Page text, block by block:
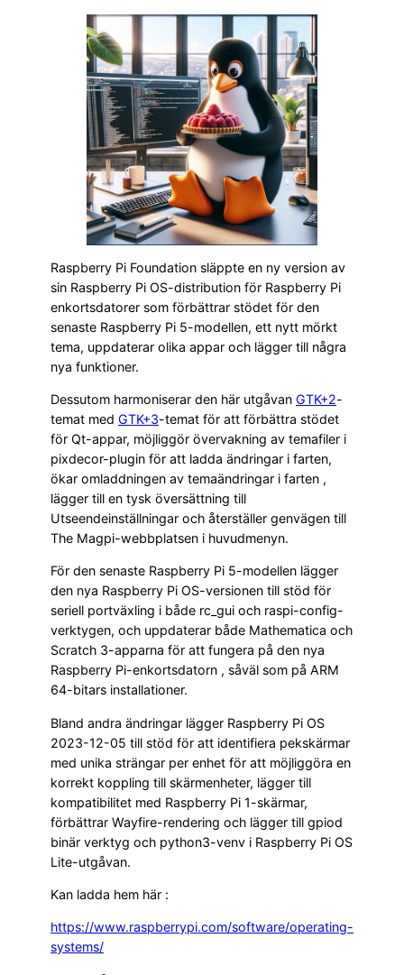
Raspberry Pi Foundation släppte en ny version av
sin Raspberry Pi OS-distribution för Raspberry Pi
enkortsdatorer som förbättrar stödet för den
senaste Raspberry Pi 5-modellen, ett nytt mörkt
tema, uppdaterar olika appar och lägger till några
nya funktioner.
Dessutom harmoniserar den här utgåvan GTK+2-
temat med GTK+3-temat för att förbättra stödet
för Qt-appar, möjliggör övervakning av temafiler i
pixdecor-plugin för att ladda ändringar i farten,
ökar omladdningen av temaändringar i farten ,
lägger till en tysk översättning till
Utseendeinställningar och återställer genvägen till
The Magpi-webbplatsen i huvudmenyn.
För den senaste Raspberry Pi 5-modellen lägger
den nya Raspberry Pi OS-versionen till stöd för
seriell portväxling i både rc_gui och raspi-config-
verktygen, och uppdaterar både Mathematica och
Scratch 3-apparna för att fungera på den nya
Raspberry Pi-enkortsdatorn , såväl som på ARM
64-bitars installationer.
Bland andra ändringar lägger Raspberry Pi OS
2023-12-05 till stöd för att identifiera pekskärmar
med unika strängar per enhet för att möjliggöra en
korrekt koppling till skärmenheter, lägger till
kompatibilitet med Raspberry Pi 1-skärmar,
förbättrar Wayfire-rendering och lägger till gpiod
binär verktyg och python3-venv i Raspberry Pi OS
Lite-utgåvan.
Kan ladda hem här :
https://www.raspberrypi.com/software/operating-
systems/